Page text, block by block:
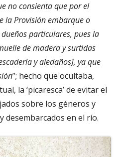
no consienta que por el
la Provisión embarque o
particulares, pues la
de madera y surtidas
y aledaños], ya que
”; hecho que ocultaba,
la ‘picaresca’ de evitar el
sobre los géneros y
desembarcados en el río.